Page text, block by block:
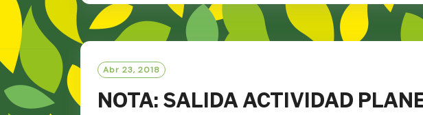
A
D
M
Abr 23, 2018
NOTA: SALIDA ACTIVIDAD